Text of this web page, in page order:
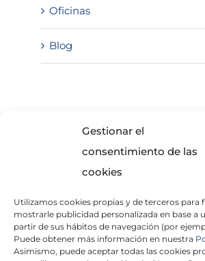
Gestionar el
consentimiento de las
cookies
Utilizamos cookies propias y de terceros para
mostrarle publicidad personalizada en base a
partir de sus hábitos de navegación (por
Puede obtener más información en nuestra
Asimismo, puede aceptar todas las cookies
Oficinas
Blog
He leído y acepto laPolítica de